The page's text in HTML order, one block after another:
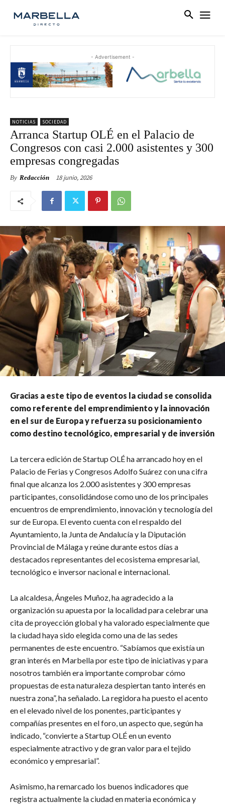
- Advertisement -
NOTICIAS SOCIEDAD
Arranca Startup OLÉ en el Palacio de
Congresos con casi 2.000 asistentes y 300
empresas congregadas
By Redacción 18 junio, 2026
Gracias a este tipo de eventos la ciudad se consolida
como referente del emprendimiento y la innovación
en el sur de Europa y refuerza su posicionamiento
como destino tecnológico, empresarial y de inversión
La tercera edición de Startup OLÉ ha arrancado hoy en el
Palacio de Ferias y Congresos Adolfo Suárez con una cifra
final que alcanza los 2.000 asistentes y 300 empresas
participantes, consolidándose como uno de los principales
encuentros de emprendimiento, innovación y tecnología del
sur de Europa. El evento cuenta con el respaldo del
Ayuntamiento, la Junta de Andalucía y la Diputación
Provincial de Málaga y reúne durante estos días a
destacados representantes del ecosistema empresarial,
tecnológico e inversor nacional e internacional.
La alcaldesa, Ángeles Muñoz, ha agradecido a la
organización su apuesta por la localidad para celebrar una
cita de proyección global y ha valorado especialmente que
la ciudad haya sido elegida como una de las sedes
permanentes de este encuentro. “Sabíamos que existía un
gran interés en Marbella por este tipo de iniciativas y para
nosotros también era importante comprobar cómo
propuestas de esta naturaleza despiertan tanto interés en
nuestra zona”, ha señalado. La regidora ha puesto el acento
en el elevado nivel de los ponentes, participantes y
compañías presentes en el foro, un aspecto que, según ha
indicado, “convierte a Startup OLÉ en un evento
especialmente atractivo y de gran valor para el tejido
económico y empresarial”.
Asimismo, ha remarcado los buenos indicadores que
registra actualmente la ciudad en materia económica y